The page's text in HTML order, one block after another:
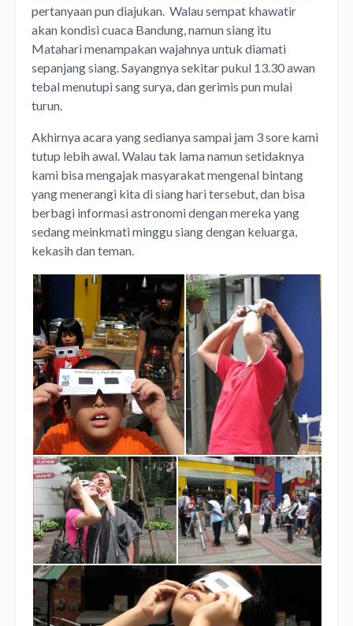
pertanyaan pun diajukan. Walau sempat khawatir
akan kondisi cuaca Bandung, namun siang itu
Matahari menampakan wajahnya untuk diamati
sepanjang siang. Sayangnya sekitar pukul 13.30 awan
tebal menutupi sang surya, dan gerimis pun mulai
turun.
Akhirnya acara yang sedianya sampai jam 3 sore kami
tutup lebih awal. Walau tak lama namun setidaknya
kami bisa mengajak masyarakat mengenal bintang
yang menerangi kita di siang hari tersebut, dan bisa
berbagi informasi astronomi dengan mereka yang
sedang meinkmati minggu siang dengan keluarga,
kekasih dan teman.